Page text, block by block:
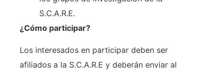
S.C.A.R.E.
¿Cómo participar?
Los interesados en participar deben ser
afiliados a la S.C.A.R.E y deberán enviar al